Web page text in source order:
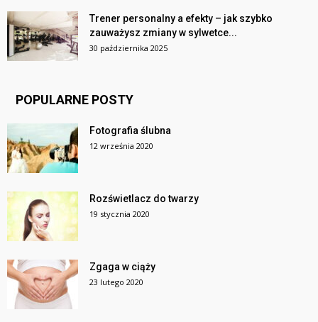
Trener personalny a efekty – jak szybko
zauważysz zmiany w sylwetce...
30 października 2025
POPULARNE POSTY
Fotografia ślubna
12 września 2020
Rozświetlacz do twarzy
19 stycznia 2020
Zgaga w ciąży
23 lutego 2020